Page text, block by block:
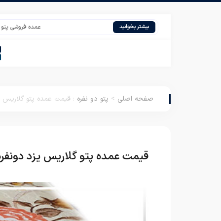
بیشتر بخوانید عمده فروشی پتو گل
صفحه اصلی > پتو دو نفره : قیمت عمده پتو گلاریس
قیمت عمده پتو گلاریس یزد